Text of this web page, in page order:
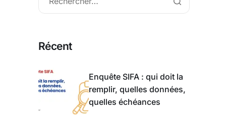
Récent
Enquête SIFA : qui doit la
remplir, quelles données,
quelles échéances